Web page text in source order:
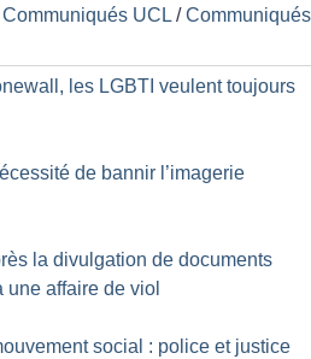
Communiqués UCL /Communiqués
les LGBTI veulent toujours
de bannir l’imagerie
la divulgation de documents
une affaire de viol
social : police et justice